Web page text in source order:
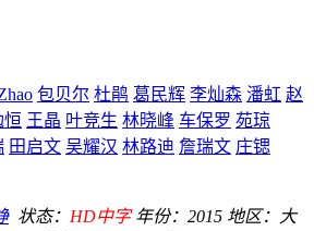
包贝尔 杜鹃 葛民辉 李灿森 潘虹 赵
恒 王晶 叶竞生 林晓峰 车保罗 苑琼
田启文 吴耀汉 林路迪 詹瑞文 庄锶
状态： HD中字 年份： 2015 地区：
大